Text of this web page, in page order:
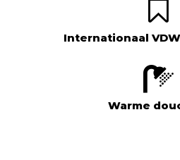
Internationaal
Warme